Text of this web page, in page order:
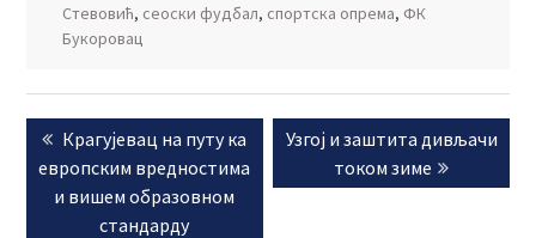
Стевовић, сеоски фудбал, спортска опрема, ФК
Букоровац
чланка
Previous
post:
Крагујевац на путу ка
европским вредностима
и вишем образовном
стандарду
Next
Узгој и заштита дивљачи
током зиме